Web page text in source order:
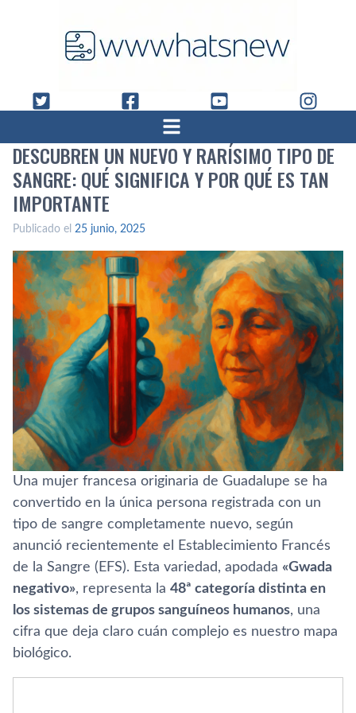
DESCUBREN UN NUEVO Y RARÍSIMO TIPO DE
SANGRE: QUÉ SIGNIFICA Y POR QUÉ ES TAN
IMPORTANTE
Publicado el 25 junio, 2025
Una mujer francesa originaria de Guadalupe se ha
convertido en la única persona registrada con un
tipo de sangre completamente nuevo, según
anunció recientemente el Establecimiento Francés
de la Sangre (EFS). Esta variedad, apodada «Gwada
negativo», representa la 48ª categoría distinta en
los sistemas de grupos sanguíneos humanos, una
cifra que deja claro cuán complejo es nuestro mapa
biológico.